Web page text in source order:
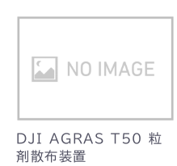
DJI AGRAS T50 粒
剤散布装置